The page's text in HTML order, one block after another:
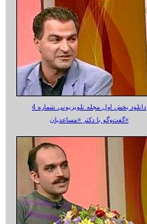
دانلود بخش اول مجله تلویزیونی شماره 4
گفت‌وگو با دکتر «مساعدیان»